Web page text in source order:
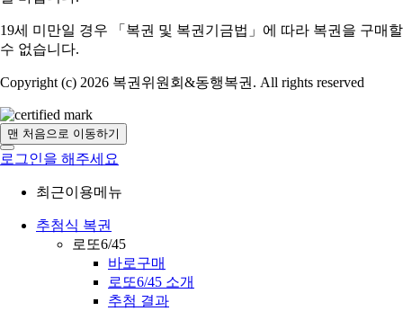
19세 미만일 경우 「복권 및 복권기금법」에 따라 복권을 구매할
수 없습니다.
Copyright (c) 2026 복권위원회&동행복권. All rights reserved
맨 처음으로 이동하기
로그인을 해주세요
최근이용메뉴
추첨식 복권
로또6/45
바로구매
로또6/45 소개
추첨 결과